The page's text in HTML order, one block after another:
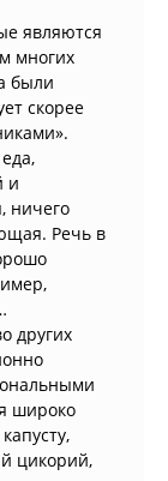
являются
многих
были
скорее
и
ничего
Речь в
других
широко
цикорий,